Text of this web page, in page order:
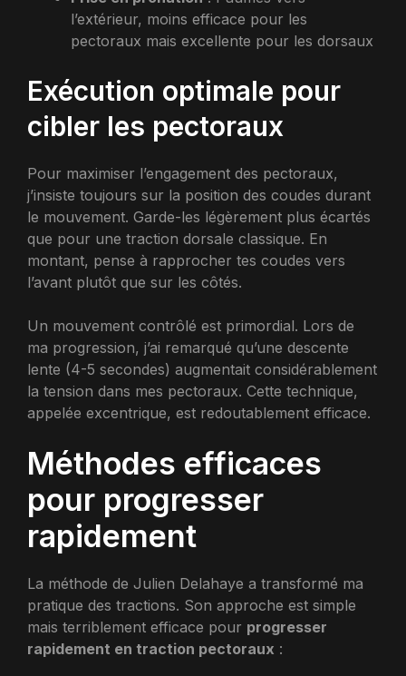
l’extérieur, moins efficace pour les
pectoraux mais excellente pour les dorsaux
Exécution optimale pour
cibler les pectoraux
Pour maximiser l’engagement des pectoraux,
j’insiste toujours sur la position des coudes durant
le mouvement. Garde-les légèrement plus écartés
que pour une traction dorsale classique. En
montant, pense à rapprocher tes coudes vers
l’avant plutôt que sur les côtés.
Un mouvement contrôlé est primordial. Lors de
ma progression, j’ai remarqué qu’une descente
lente (4-5 secondes) augmentait considérablement
la tension dans mes pectoraux. Cette technique,
appelée excentrique, est redoutablement efficace.
Méthodes efficaces
pour progresser
rapidement
La méthode de Julien Delahaye a transformé ma
pratique des tractions. Son approche est simple
mais terriblement efficace pour progresser
rapidement en traction pectoraux :